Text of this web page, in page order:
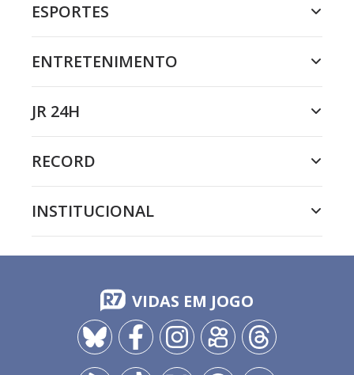
ESPORTES
ENTRETENIMENTO
JR 24H
RECORD
INSTITUCIONAL
VIDAS EM JOGO